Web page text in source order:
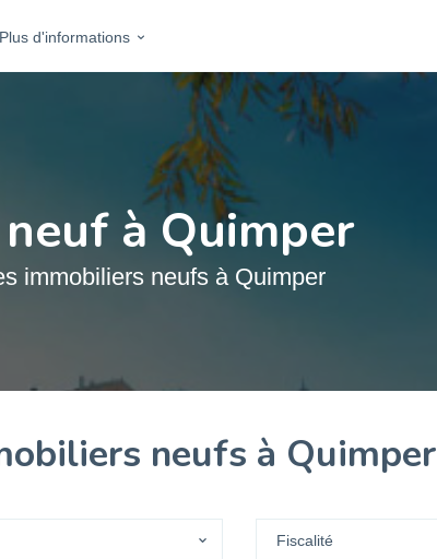
Plus d'informations
à Quimper
immobiliers neufs à Quimper
neufs à Quimper